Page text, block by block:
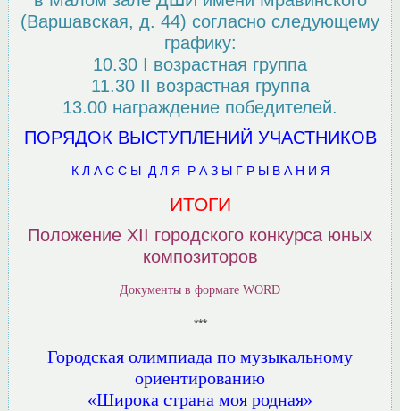
(Варшавская, д. 44) согласно следующему
графику:
10.30 I возрастная группа
11.30 II возрастная группа
13.00 награждение победителей.
ПОРЯДОК ВЫСТУПЛЕНИЙ УЧАСТНИКОВ
К Л А С С Ы Д Л Я Р А З Ы Г Р Ы В А Н И Я
ИТОГИ
Положение XII городского конкурса юных
композиторов
Документы в формате WORD
***
Городская олимпиада по музыкальному
ориентированию
«Широка страна моя родная»